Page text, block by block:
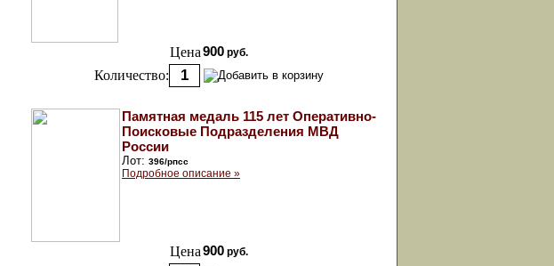
Цена900 руб.
Количество:
Памятная медаль 115 лет Оперативно-
Поисковые Подразделения МВД
России
Лот: 396/рпсс
Подробное описание »
Цена900 руб.